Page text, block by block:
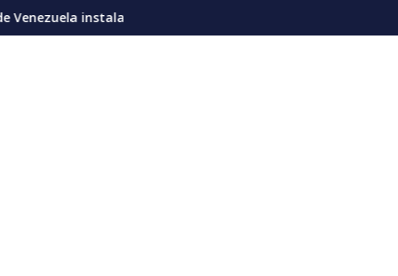
proceso de diálogo con una agenda que se extenderá hasta
Venezuela y Chile formalizan restablecimiento de